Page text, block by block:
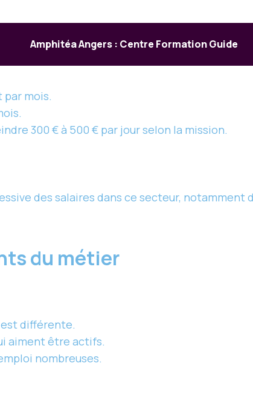
Amphitéa Angers : Centre Formation Guide
par mois.
300 € à 500 € par jour selon la mission.
des salaires dans ce secteur, notamment
du métier
différente.
aiment être actifs.
nombreuses.